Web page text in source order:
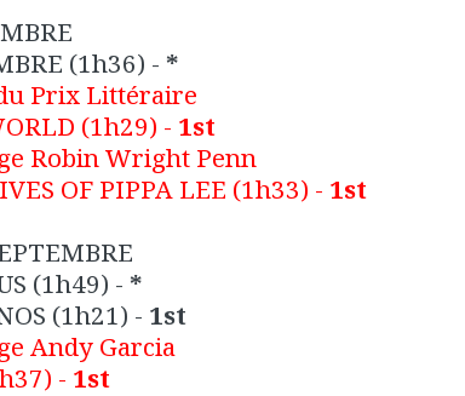
(1h36) - *
Prix Littéraire
(1h29) - 1st
Robin Wright Penn
OF PIPPA LEE (1h33) - 1st
(1h49) - *
(1h21) - 1st
Andy Garcia
- 1st